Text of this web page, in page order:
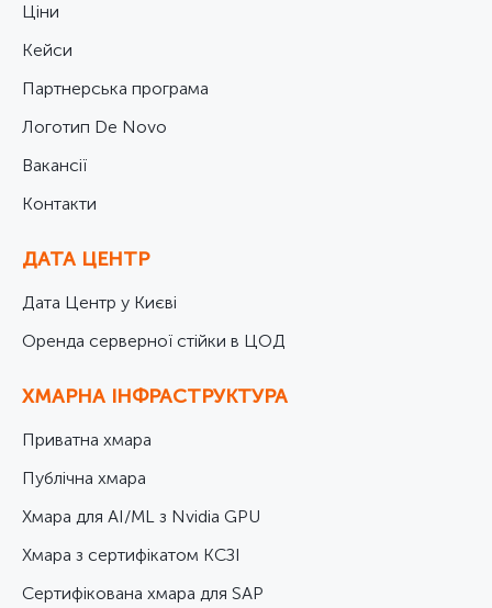
Ціни
Кейси
Партнерська програма
Логотип De Novo
Вакансії
Контакти
ДАТА ЦЕНТР
Дата Центр у Києві
Оренда серверної стійки в ЦОД
ХМАРНА ІНФРАСТРУКТУРА
Приватна хмара
Публічна хмара
Хмара для AI/ML з Nvidia GPU
Хмара з сертифікатом КСЗІ
Cертифікована хмара для SAP